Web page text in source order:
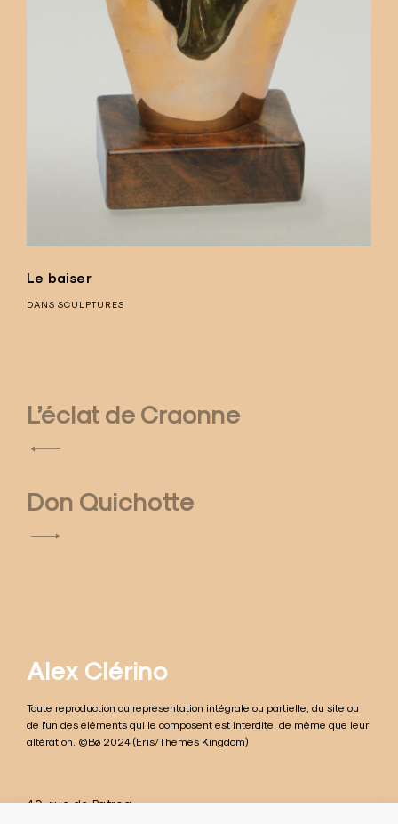
Le baiser
DANS SCULPTURES
N
a
v
t
i
o
d
L’éclat de Craonne
Don Quichotte
Alex Clérino
Toute reproduction ou représentation intégrale ou partielle, du site ou
de l'un des éléments qui le composent est interdite, de même que leur
altération. ©Bø 2024 (Eris/Themes Kingdom)
40, rue de Patroa